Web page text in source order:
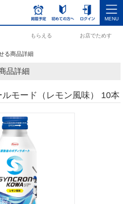
MENU
もらえる お店でためす
る商品詳細
品詳細
モード（レモン風味） 10本